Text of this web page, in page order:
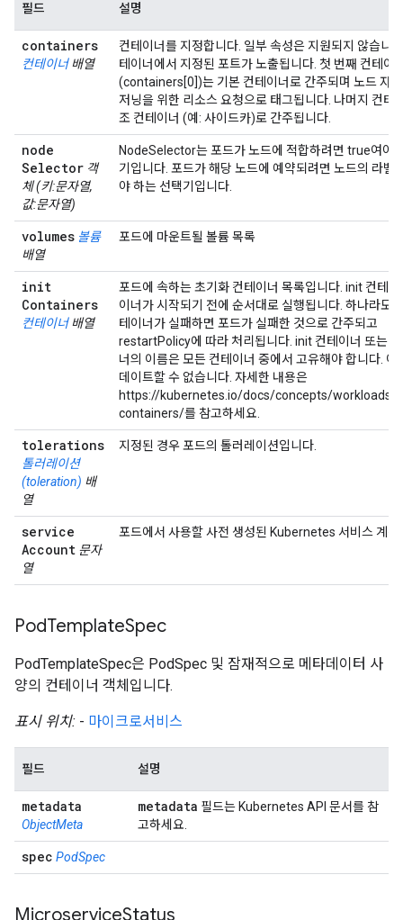
필드 설명
containers
컨테이너배열
컨테이너를 지정합니다. 일부 속성은 지원되지 않습니
테이너에서 지정된 포트가 노출됩니다. 첫 번째 컨테이
(containers[0])는 기본 컨테이너로 간주되며 노드 자
저닝을 위한 리소스 요청으로 태그됩니다. 나머지 컨테
조 컨테이너 (예: 사이드카)로 간주됩니다.
node
Selector 객
체 (키:문자열,
값:문자열)
NodeSelector는 포드가 노드에 적합하려면 true여야
기입니다. 포드가 해당 노드에 예약되려면 노드의 라벨
야 하는 선택기입니다.
volumes 볼륨
배열
포드에 마운트될 볼륨 목록
init
Containers
컨테이너배열
포드에 속하는 초기화 컨테이너 목록입니다. init 컨테
이너가 시작되기 전에 순서대로 실행됩니다. 하나라도
테이너가 실패하면 포드가 실패한 것으로 간주되고
restartPolicy에 따라 처리됩니다. init 컨테이너 또는
너의 이름은 모든 컨테이너 중에서 고유해야 합니다. 이
데이트할 수 없습니다. 자세한 내용은
https://kubernetes.io/docs/concepts/workloads/
containers/를 참고하세요.
tolerations
톨러레이션
(toleration) 배
열
지정된 경우 포드의 톨러레이션입니다.
service
Account 문자
열
포드에서 사용할 사전 생성된 Kubernetes 서비스 계정
PodTemplateSpec
PodTemplateSpec은 PodSpec 및 잠재적으로 메타데이터 사
양의 컨테이너 객체입니다.
표시 위치: - 마이크로서비스
필드 설명
metadata
ObjectMeta
metadata 필드는 Kubernetes API 문서를 참
고하세요.
spec PodSpec
MicroserviceStatus